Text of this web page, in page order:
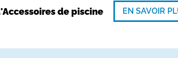
de piscine EN SAVOIR